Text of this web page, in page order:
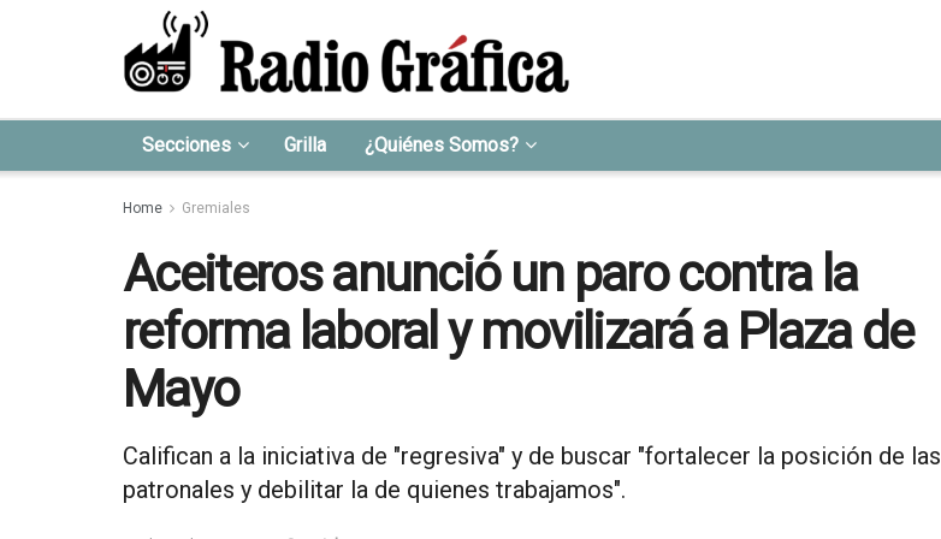
Secciones Grilla ¿Quiénes Somos?
Home Gremiales
Aceiteros anunció un paro contra la
reforma laboral y movilizará a Plaza de
Mayo
Califican a la iniciativa de "regresiva" y de buscar "fortalecer la posición de las
patronales y debilitar la de quienes trabajamos".